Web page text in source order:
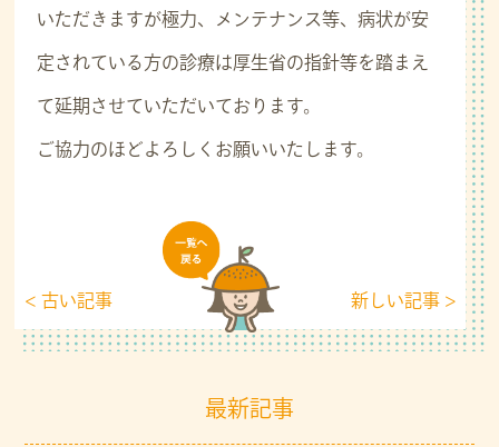
いただきますが極力、メンテナンス等、病状が安
定されている方の診療は厚生省の指針等を踏まえ
て延期させていただいております。
ご協力のほどよろしくお願いいたします。
< 古い記事 新しい記事 >
最新記事